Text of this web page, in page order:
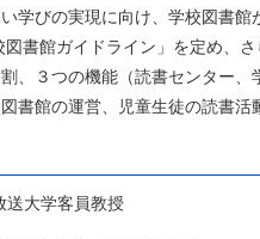
学びの実現に向け、学校図書
書館ガイドライン」を定め、
、３つの機能（読書センター、
書館の運営、児童生徒の読書活
送大学客員教授